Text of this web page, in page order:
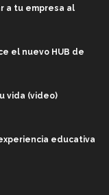
a tu empresa al
el nuevo HUB de
vida (video)
educativa